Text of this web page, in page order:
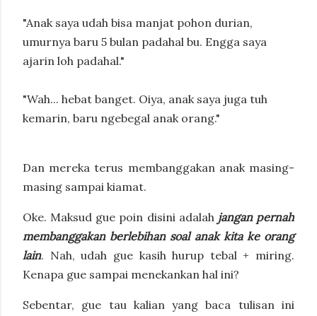
"Anak saya udah bisa manjat pohon durian,
umurnya baru 5 bulan padahal bu. Engga saya
ajarin loh padahal."
"Wah... hebat banget. Oiya, anak saya juga tuh
kemarin, baru ngebegal anak orang."
Dan mereka terus membanggakan anak masing-
masing sampai kiamat.
Oke. Maksud gue poin disini adalah jangan pernah
membanggakan berlebihan soal anak kita ke orang
lain. Nah, udah gue kasih hurup tebal + miring.
Kenapa gue sampai menekankan hal ini?
Sebentar, gue tau kalian yang baca tulisan ini